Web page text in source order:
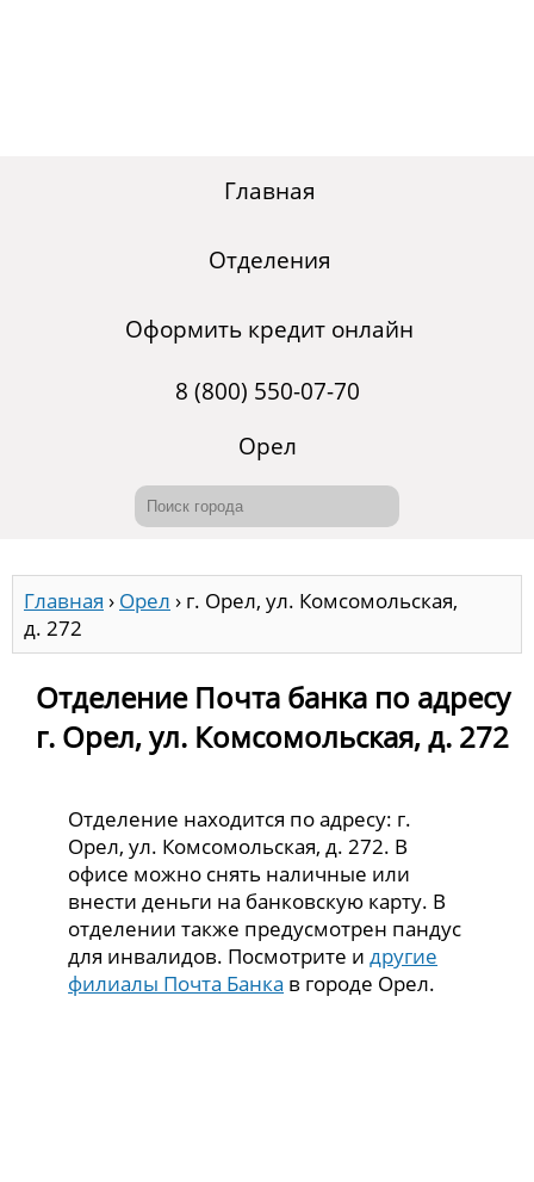
Главная
Отделения
Оформить кредит онлайн
8 (800) 550-07-70
Орел
Главная › Орел › г. Орел, ул. Комсомольская,
д. 272
Отделение Почта банка по адресу
г. Орел, ул. Комсомольская, д. 272
Отделение находится по адресу: г.
Орел, ул. Комсомольская, д. 272. В
офисе можно снять наличные или
внести деньги на банковскую карту. В
отделении также предусмотрен пандус
для инвалидов. Посмотрите идругие
филиалы Почта Банка в городе Орел.